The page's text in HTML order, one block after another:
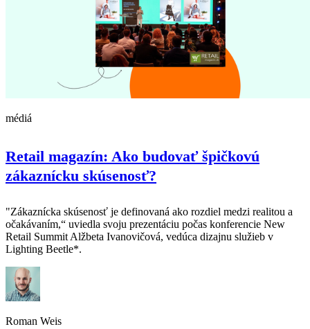
médiá
Retail magazín: Ako budovať špičkovú
zákaznícku skúsenosť?
"Zákaznícka skúsenosť je definovaná ako rozdiel medzi realitou a
očakávaním,“ uviedla svoju prezentáciu počas konferencie New
Retail Summit Alžbeta Ivanovičová, vedúca dizajnu služieb v
Lighting Beetle*.
Roman Weis